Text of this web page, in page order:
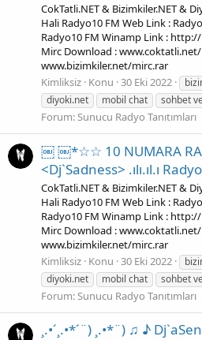
CokTatli.NET & Bizimkiler.NET &
Hali Radyo10 FM Web Link :
Radyo10 FM Winamp Link :
Mirc Download :
www.bizimkiler.net/mirc.rar
Kimliksiz Konu 30 Eki 2022
diyoki.net
mobil chat sohbet
Forum:Sunucu Radyo Tanıtımları
￼ ￼*☆☆ 10 NUMARA
<Dj`Sadness> .ılı.ıl.ı
CokTatli.NET & Bizimkiler.NET &
Hali Radyo10 FM Web Link :
Radyo10 FM Winamp Link :
Mirc Download :
www.bizimkiler.net/mirc.rar
Kimliksiz Konu 30 Eki 2022
diyoki.net
mobil chat sohbet
Forum:Sunucu Radyo Tanıtımları
¸.•´¸.•*´¨) ¸.•*¨) ♫ ♪